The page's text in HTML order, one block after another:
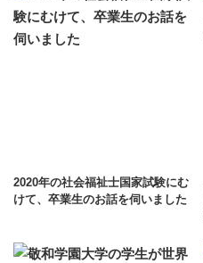
2020年の社会福祉士国家試験にむ
けて、卒業生のお話を伺いました